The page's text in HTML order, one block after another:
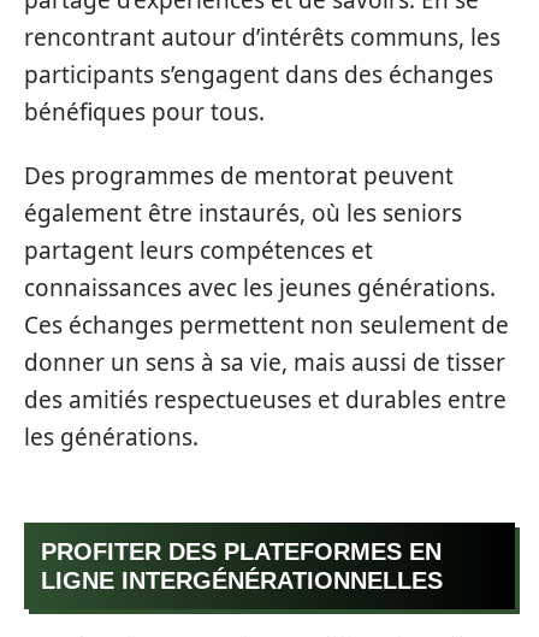
rencontrant autour d’intérêts communs, les
participants s’engagent dans des échanges
bénéfiques pour tous.
Des programmes de mentorat peuvent
également être instaurés, où les seniors
partagent leurs compétences et
connaissances avec les jeunes générations.
Ces échanges permettent non seulement de
donner un sens à sa vie, mais aussi de tisser
des amitiés respectueuses et durables entre
les générations.
PROFITER DES PLATEFORMES EN
LIGNE INTERGÉNÉRATIONNELLES